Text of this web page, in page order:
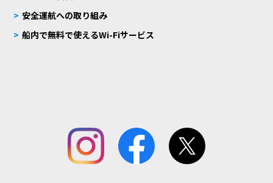
安全運航への取り組み
船内で無料で使えるWi-Fiサービス